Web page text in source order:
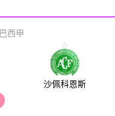
巴西甲
沙佩科恩斯